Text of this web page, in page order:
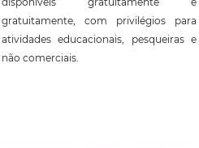
gratuitamente, com privilégios para
atividades educacionais, pesqueiras e
não comerciais.